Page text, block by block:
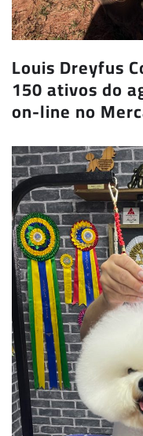
Louis Dreyfus
150 ativos do
on-line no